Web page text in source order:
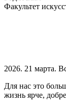
Факультет
2026. 21 марта.
Для нас это
жизнь ярче,